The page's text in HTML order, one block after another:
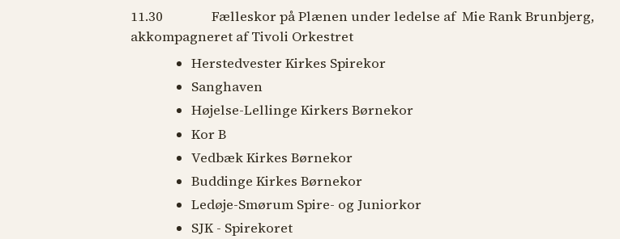
11.30 Fælleskor på Plænen under ledelse af Mie Rank Brunbjerg,
akkompagneret af Tivoli Orkestret
Herstedvester Kirkes Spirekor
Sanghaven
Højelse-Lellinge Kirkers Børnekor
Kor B
Vedbæk Kirkes Børnekor
Buddinge Kirkes Børnekor
Ledøje-Smørum Spire- og Juniorkor
SJK - Spirekoret